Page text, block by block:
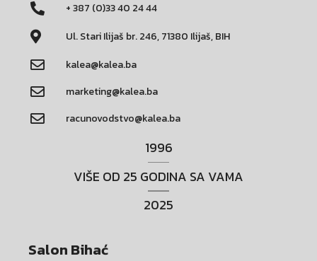
+ 387 (0)33 40 24 44
Ul. Stari Ilijaš br. 246, 71380 Ilijaš, BIH
kalea@kalea.ba
marketing@kalea.ba
racunovodstvo@kalea.ba
1996
VIŠE OD 25 GODINA SA VAMA
2025
Salon Bihać